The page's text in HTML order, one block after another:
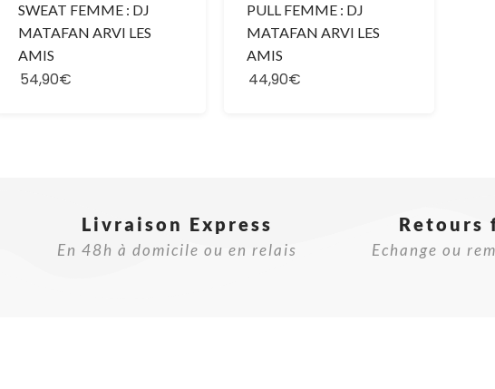
SWEAT FEMME : DJ
MATAFAN ARVI LES
AMIS
54,90€
PULL FEMME : DJ
MATAFAN ARVI LES
AMIS
44,90€
Livraison Express
En 48h à domicile ou en relais
Retours
Echange ou